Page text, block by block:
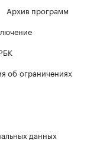
Архив программ
об ограничениях
данных